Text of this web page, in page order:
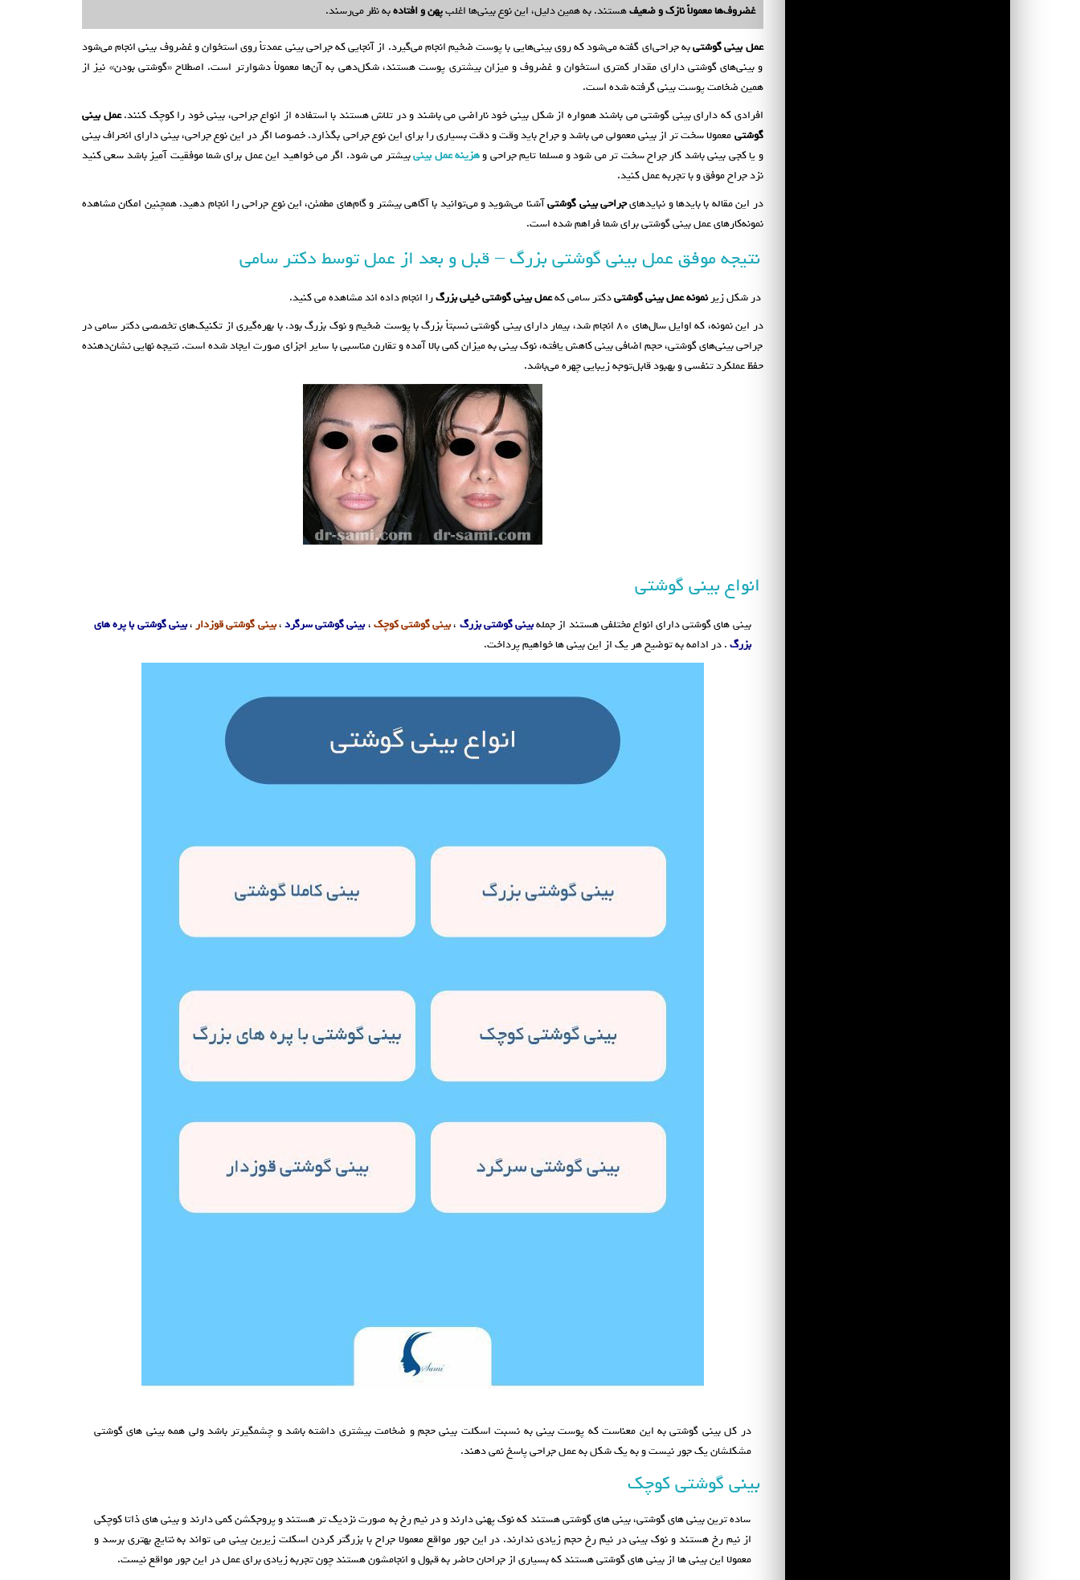
غضروف‌ها معمولاً نازک و ضعیفهستند. به همین دلیل، این نوع بینی‌ها اغلبپهن و افتادهبه نظر می‌رسند.
عمل بینی گوشتیبه جراحی‌ای گفته می‌شود که روی بینی‌هایی با پوست ضخیم انجام می‌گیرد. از آنجایی که جراحی بینی عمدتاً روی استخوان و غضروف بینی انجام می‌شود
و بینی‌های گوشتی دارای مقدار کمتری استخوان و غضروف و میزان بیشتری پوست هستند، شکل‌دهی به آن‌ها معمولاً دشوارتر است. اصطلاح «گوشتی بودن» نیز از
همین ضخامت پوست بینی گرفته شده است.
افرادی که دارای بینی گوشتی می باشند همواره از شکل بینی خود ناراضی می باشند و در تلاش هستند با استفاده از انواع جراحی، بینی خود را کوچک کنند.عمل بینی
گوشتیمعمولا سخت تر از بینی معمولی می باشد و جراح باید وقت و دقت بسیاری را برای این نوع جراحی بگذارد. خصوصا اگر در این نوع جراحی، بینی دارای انحراف بینی
و یا کجی بینی باشد کار جراح سخت تر می شود و مسلما تایم جراحی وهزینه عمل بینیبیشتر می شود. اگر می خواهید این عمل برای شما موفقیت آمیز باشد سعی کنید
نزد جراح موفق و با تجربه عمل کنید.
در این مقاله با بایدها و نبایدهایجراحی بینی گوشتیآشنا می‌شوید و می‌توانید با آگاهی بیشتر و گام‌های مطمئن، این نوع جراحی را انجام دهید. همچنین امکان مشاهده
نمونه‌کارهای عمل بینی گوشتی برای شما فراهم شده است.
نتیجه موفق عمل بینی گوشتی بزرگ – قبل و بعد از عمل توسط دکتر سامی
در شکل زیرنمونه عمل بینی گوشتیدکتر سامی کهعمل بینی گوشتی خیلی بزرگرا انجام داده اند مشاهده می کنید.
در این نمونه، که اوایل سال‌های ۸۰ انجام شد، بیمار دارای بینی گوشتی نسبتاً بزرگ با پوست ضخیم و نوک بزرگ بود. با بهره‌گیری از تکنیک‌های تخصصی دکتر سامی در
جراحی بینی‌های گوشتی، حجم اضافی بینی کاهش یافته، نوک بینی به میزان کمی بالا آمده و تقارن مناسبی با سایر اجزای صورت ایجاد شده است. نتیجه نهایی نشان‌دهنده
حفظ عملکرد تنفسی و بهبود قابل‌توجه زیبایی چهره می‌باشد.
انواع بینی گوشتی
بینی های گوشتی دارای انواع مختلفی هستند از جملهبینی گوشتی بزرگ ،بینی گوشتی کوچک،بینی گوشتی سرگرد،بینی گوشتی قوزدار،بینی گوشتی با پره های
بزرگ. در ادامه به توضیح هر یک از این بینی ها خواهیم پرداخت.
در کل بینی گوشتی به این معناست که پوست بینی به نسبت اسکلت بینی حجم و ضخامت بیشتری داشته باشد و چشمگیرتر باشد ولی همه بینی های گوشتی
مشکلشان یک جور نیست و به یک شکل به عمل جراحی پاسخ نمی دهند.
بینی گوشتی کوچک
ساده ترین بینی های گوشتی، بینی های گوشتی هستند که نوک پهنی دارند و در نیم رخ به صورت نزدیک تر هستند و پروجکشن کمی دارند و بینی های ذاتا کوچکی
از نیم رخ هستند و نوک بینی در نیم رخ حجم زیادی ندارند. در این جور مواقع معمولا جراح با بزرگتر کردن اسکلت زیرین بینی می تواند به نتایج بهتری برسد و
معمولا این بینی ها از بینی های گوشتی هستند که بسیاری از جراحان حاضر به قبول و انجامشون هستند چون تجربه زیادی برای عمل در این جور مواقع نیست.